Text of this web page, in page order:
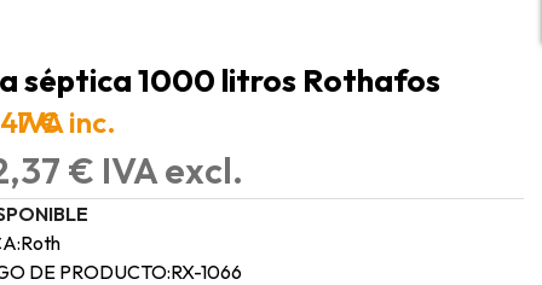
séptica 1000 litros Rothafos
€
IVA inc.
€ IVA excl.
Roth
DE PRODUCTO:RX-1066